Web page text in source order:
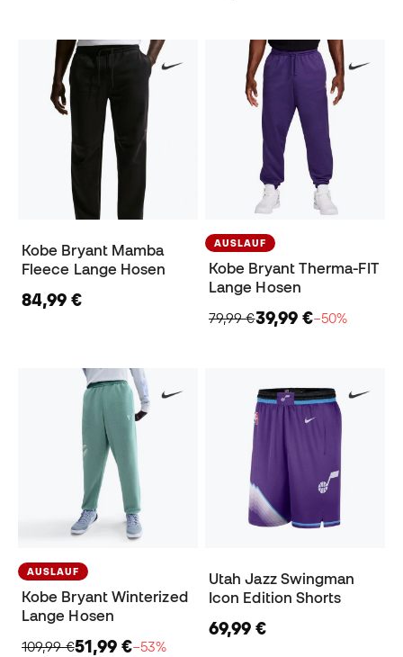
Kobe Bryant Mamba
Fleece Lange Hosen
84,99 €
AUSLAUF
Kobe Bryant Therma-FIT
Lange Hosen
79,99 €39,99 €−50%
AUSLAUF
Kobe Bryant Winterized
Lange Hosen
109,99 €51,99 €−53%
Utah Jazz Swingman
Icon Edition Shorts
69,99 €